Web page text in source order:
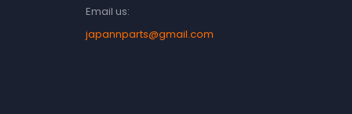
Email us:
japannparts@gmail.com